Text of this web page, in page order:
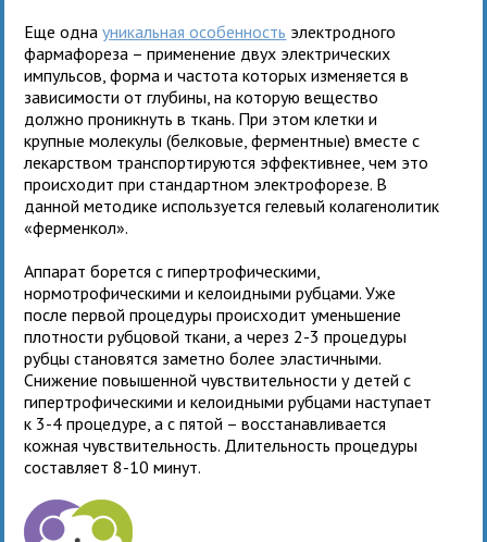
Еще однауникальная особенность электродного
фармафореза – применение двух электрических
импульсов, форма и частота которых изменяется в
зависимости от глубины, на которую вещество
должно проникнуть в ткань. При этом клетки и
крупные молекулы (белковые, ферментные) вместе с
лекарством транспортируются эффективнее, чем это
происходит при стандартном электрофорезе. В
данной методике используется гелевый колагенолитик
«ферменкол».
Аппарат борется с гипертрофическими,
нормотрофическими и келоидными рубцами. Уже
после первой процедуры происходит уменьшение
плотности рубцовой ткани, а через 2-3 процедуры
рубцы становятся заметно более эластичными.
Снижение повышенной чувствительности у детей с
гипертрофическими и келоидными рубцами наступает
к 3-4 процедуре, а с пятой – восстанавливается
кожная чувствительность. Длительность процедуры
составляет 8-10 минут.